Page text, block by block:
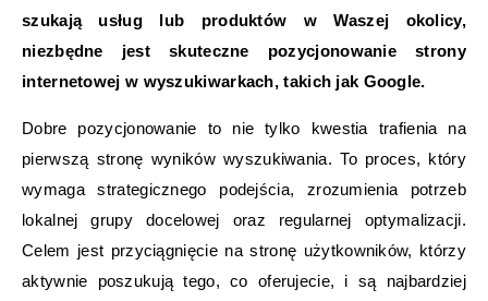
szukają usług lub produktów w Waszej okolicy,
niezbędne jest skuteczne pozycjonowanie strony
internetowej w wyszukiwarkach, takich jak Google.
Dobre pozycjonowanie to nie tylko kwestia trafienia na
pierwszą stronę wyników wyszukiwania. To proces, który
wymaga strategicznego podejścia, zrozumienia potrzeb
lokalnej grupy docelowej oraz regularnej optymalizacji.
Celem jest przyciągnięcie na stronę użytkowników, którzy
aktywnie poszukują tego, co oferujecie, i są najbardziej